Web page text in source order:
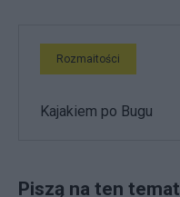
Rozmaitości
Kajakiem po Bugu
Piszą na ten temat